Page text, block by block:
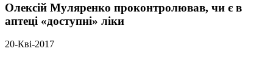
Олексій Муляренко проконтролював, чи є в
аптеці «доступні» ліки
20-Кві-2017